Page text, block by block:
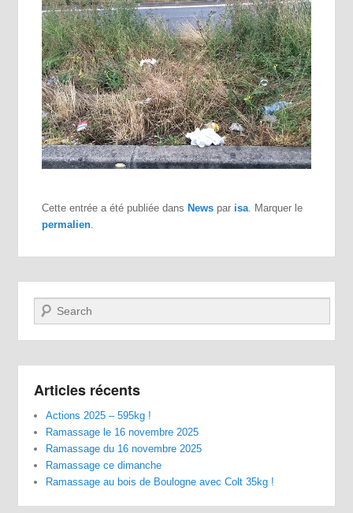
Cette entrée a été publiée dans News par isa . Marquer le
permalien
Recherche
Articles récents
Actions 2025 – 595kg !
Ramassage le 16 novembre 2025
Ramassage du 16 novembre 2025
Ramassage ce dimanche
Ramassage au bois de Boulogne avec Colt 35kg !